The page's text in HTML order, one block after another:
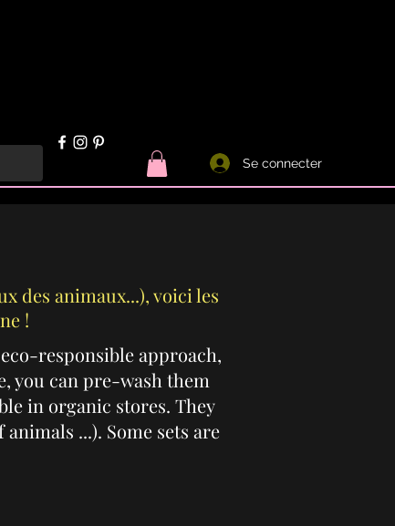
Se connecter
des animaux...), voici les
!
responsible approach,
you can pre-wash them
in organic stores. They
...). Some sets are